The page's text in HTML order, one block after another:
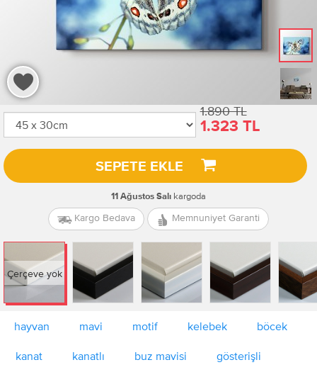
1.890 TL
1.323 TL
SEPETE EKLE
11 Ağustos Salı kargoda
Kargo Bedava Memnuniyet Garanti
Çerçeve yok
hayvan mavi motif kelebek böcek
kanat kanatlı buz mavisi gösterişli